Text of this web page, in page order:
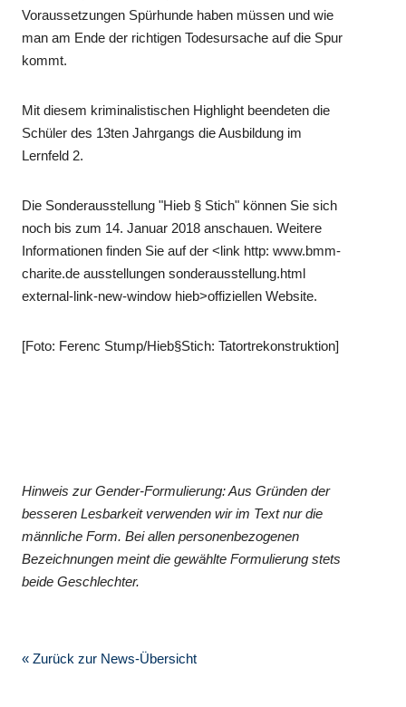
Voraussetzungen Spürhunde haben müssen und wie
man am Ende der richtigen Todesursache auf die Spur
kommt.
Mit diesem kriminalistischen Highlight beendeten die
Schüler des 13ten Jahrgangs die Ausbildung im
Lernfeld 2.
Die Sonderausstellung "Hieb § Stich" können Sie sich
noch bis zum 14. Januar 2018 anschauen. Weitere
Informationen finden Sie auf der <link http: www.bmm-
charite.de ausstellungen sonderausstellung.html
external-link-new-window hieb>offiziellen Website.
[Foto: Ferenc Stump/Hieb§Stich: Tatortrekonstruktion]
Hinweis zur Gender-Formulierung: Aus Gründen der
besseren Lesbarkeit verwenden wir im Text nur die
männliche Form. Bei allen personenbezogenen
Bezeichnungen meint die gewählte Formulierung stets
beide Geschlechter.
« Zurück zur News-Übersicht